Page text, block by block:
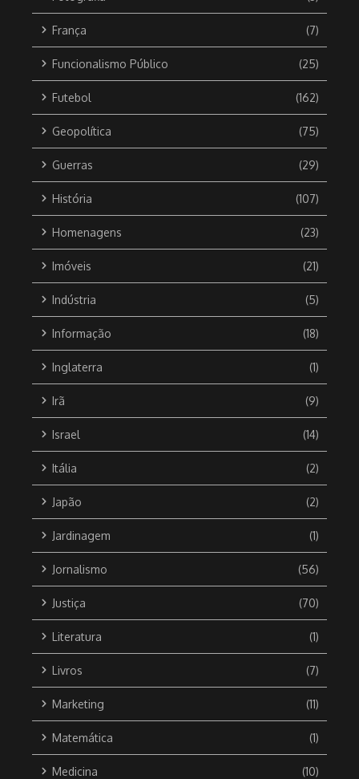
França (7)
Funcionalismo Público (25)
Futebol (162)
Geopolítica (75)
Guerras (29)
História (107)
Homenagens (23)
Imóveis (21)
Indústria (5)
Informação (18)
Inglaterra (1)
Irã (9)
Israel (14)
Itália (2)
Japão (2)
Jardinagem (1)
Jornalismo (56)
Justiça (70)
Literatura (1)
Livros (7)
Marketing (11)
Matemática (1)
Medicina (10)